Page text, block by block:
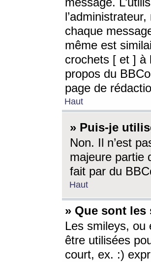
chaque
même est
crochets [ et ] à
propos du
page de
Haut
» Puis-je
Non. Il n’est
majeure partie
fait par du
Haut
» Que sont les
Les smileys, ou
être utilisées
court, ex. :)